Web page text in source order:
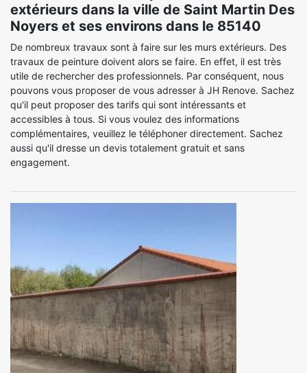
extérieurs dans la ville de Saint Martin Des
Noyers et ses environs dans le 85140
De nombreux travaux sont à faire sur les murs extérieurs. Des
travaux de peinture doivent alors se faire. En effet, il est très
utile de rechercher des professionnels. Par conséquent, nous
pouvons vous proposer de vous adresser à JH Renove. Sachez
qu'il peut proposer des tarifs qui sont intéressants et
accessibles à tous. Si vous voulez des informations
complémentaires, veuillez le téléphoner directement. Sachez
aussi qu'il dresse un devis totalement gratuit et sans
engagement.